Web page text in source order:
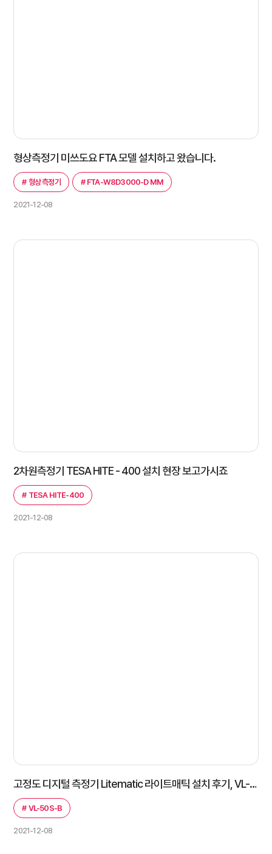
형상측정기 미쓰도요 FTA 모델 설치하고 왔습니다.
# 형상 측정기 # FTA-W8D3000-D MM
2021-12-08
2차원측정기 TESA HITE - 400 설치 현장 보고가시죠
# TESA HITE-400
2021-12-08
고정도 디지털 측정기 Litematic 라이트매틱 설치 후기, VL-50S-B
# VL-50S-B
2021-12-08